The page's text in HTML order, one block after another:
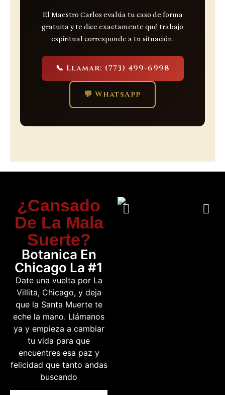
El Maestro Carlos evalúa tu caso de forma
gratuita y te dice exactamente qué trabajo
espiritual corresponde a tu situación.
📞 Llamar: (773) 499-6998
💬 WhatsApp
¿Cansado
De La Mala
Suerte?
Botanica En
Chicago La #1
Date una vuelta por La
Villita, Chicago, y deja
que la Santa Muerte te
eche la mano. Llámanos
ya y empieza a cambiar
tu vida para que
encuentres esa paz y
felicidad que tanto andas
buscando